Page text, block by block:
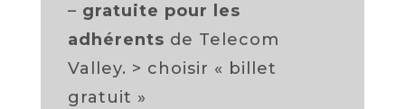
– gratuite pour les
adhérents de Telecom
Valley. > choisir « billet
gratuit »